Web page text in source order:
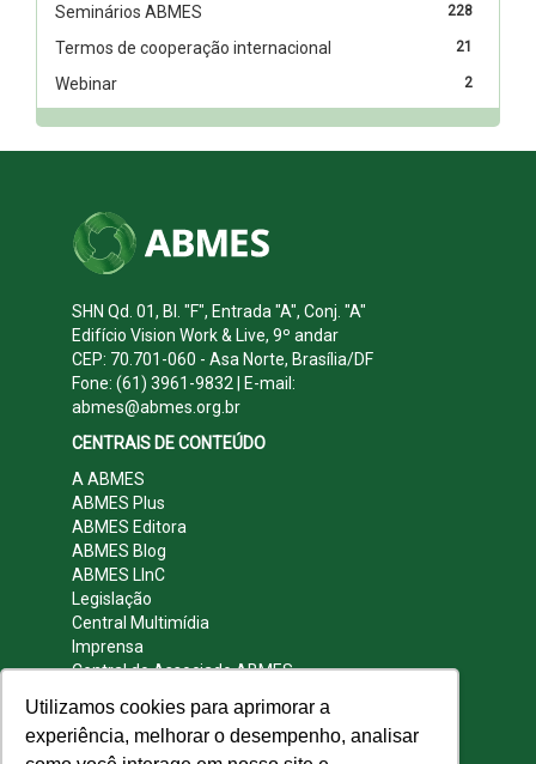
Utilizamos cookies para aprimorar a
experiência, melhorar o desempenho, analisar
228
Seminários ABMES
21
Termos de cooperação internacional
2
Webinar
SHN Qd. 01, Bl. "F", Entrada "A", Conj. "A"
Edifício Vision Work & Live, 9º andar
CEP: 70.701-060 - Asa Norte, Brasília/DF
Fone: (61) 3961-9832 | E-mail:
abmes@abmes.org.br
CENTRAIS DE CONTEÚDO
A ABMES
ABMES Plus
ABMES Editora
ABMES Blog
ABMES LInC
Legislação
Central Multimídia
Imprensa
Central do Associado ABMES
REDES SOCIAIS